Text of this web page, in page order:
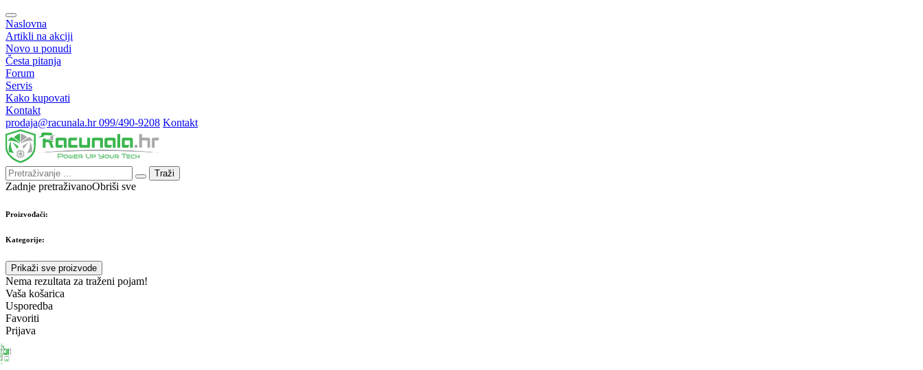
Naslovna
Artikli na akciji
Novo u ponudi
Česta pitanja
Forum
Servis
Kako kupovati
Kontakt
prodaja@racunala.hr099/490-9208 Kontakt
Traži
Zadnje pretraživanoObriši sve
Proizvođači:
Kategorije:
Prikaži sve proizvode
Nema rezultata za traženi pojam!
Vaša košarica
Usporedba
Favoriti
Prijava